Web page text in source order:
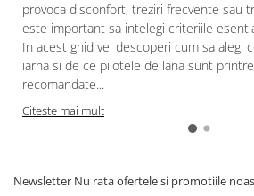
provoca disconfort, treziri frecvente sau
este important sa intelegi criteriile
In acest ghid vei descoperi cum sa alegi
iarna si de ce pilotele de lana sunt
recomandate...
Citeste mai mult
Newsletter Nu rata ofertele si promotiile